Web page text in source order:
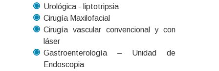
Urológica - liptotripsia
Cirugía Maxilofacial
Cirugía vascular convencional y con
láser
Gastroenterología – Unidad de
Endoscopia